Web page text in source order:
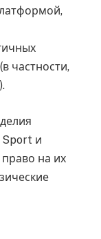
частности,
Sport и
на их